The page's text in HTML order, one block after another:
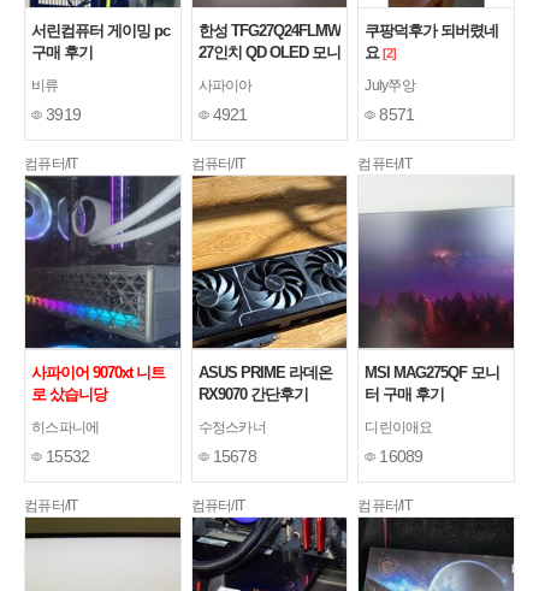
서린컴퓨터 게이밍 pc
구매 후기
비류
3919
한성 TFG27Q24FLMW
27인치 QD OLED 모니
사파이아
4921
쿠팡덕후가 되버렸네
요 [2]
July쭈앙
8571
컴퓨터/IT
사파이어 9070xt 니트
로 샀습니당
히스파니에
15532
컴퓨터/IT
ASUS PRIME 라데온
RX9070 간단후기
수정스카너
15678
컴퓨터/IT
MSI MAG275QF 모니
터 구매 후기
디린이애요
16089
컴퓨터/IT 컴퓨터/IT 컴퓨터/IT